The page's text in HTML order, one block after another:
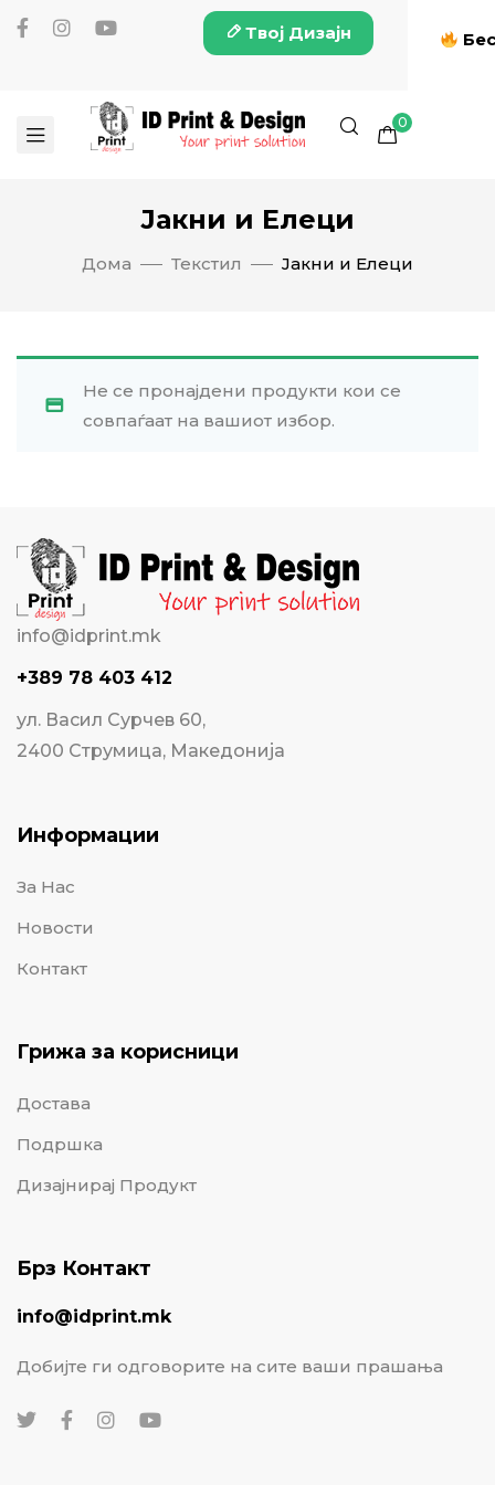
Твој Дизајн
0
Јакни и Елеци
Дома Текстил Јакни и Елеци
Не се пронајдени продукти кои се
совпаѓаат на вашиот избор.
info@idprint.mk
+389 78 403 412
ул. Васил Сурчев 60,
2400 Струмица, Македонија
Информации
За Нас
Новости
Контакт
Грижа за корисници
Достава
Подршка
Дизајнирај Продукт
Брз Контакт
info@idprint.mk
Добијте ги одговорите на сите ваши прашања